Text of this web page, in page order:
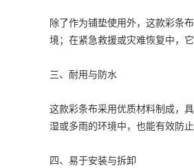
除了作为铺垫使用外，这款彩条布
境；在紧急救援或灾难恢复中，
三、耐用与防水
这款彩条布采用优质材料制成，
湿或多雨的环境中，也能有效防
四、易于安装与拆卸